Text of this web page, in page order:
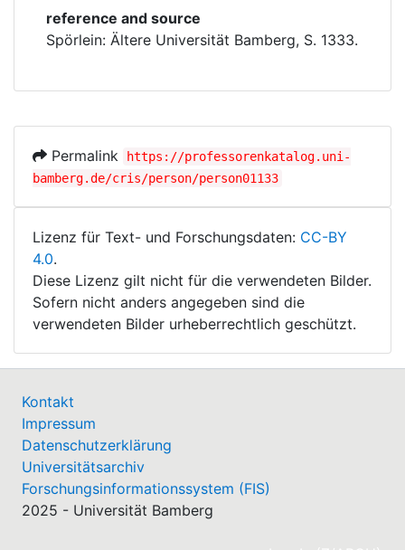
reference and source
Spörlein: Ältere Universität Bamberg, S. 1333.
Permalink
https://professorenkatalog.uni-
bamberg.de/cris/person/person01133
Lizenz für Text- und Forschungsdaten: CC-BY
4.0.
Diese Lizenz gilt nicht für die verwendeten Bilder.
Sofern nicht anders angegeben sind die
verwendeten Bilder urheberrechtlich geschützt.
Kontakt
Impressum
Datenschutzerklärung
Universitätsarchiv
Forschungsinformationssystem (FIS)
2025 - Universität Bamberg